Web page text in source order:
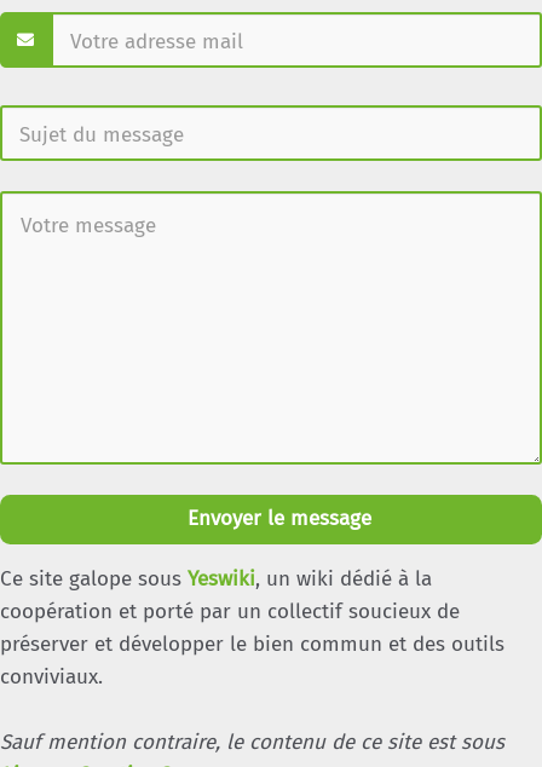
Envoyer le message
Ce site galope sous Yeswiki, un wiki dédié à la
coopération et porté par un collectif soucieux de
préserver et développer le bien commun et des outils
conviviaux.
Sauf mention contraire, le contenu de ce site est sous